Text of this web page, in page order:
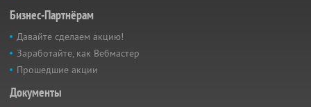
Бизнес-Партнёрам
Давайте сделаем акцию!
Заработайте, как Вебмастер
Прошедшие акции
Документы